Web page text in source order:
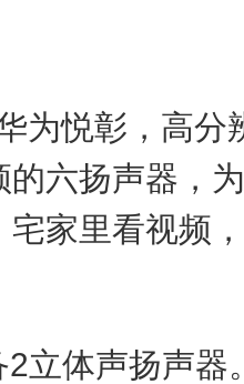
悦彰，高分
六扬声器，
家里看视频
体声扬声器。